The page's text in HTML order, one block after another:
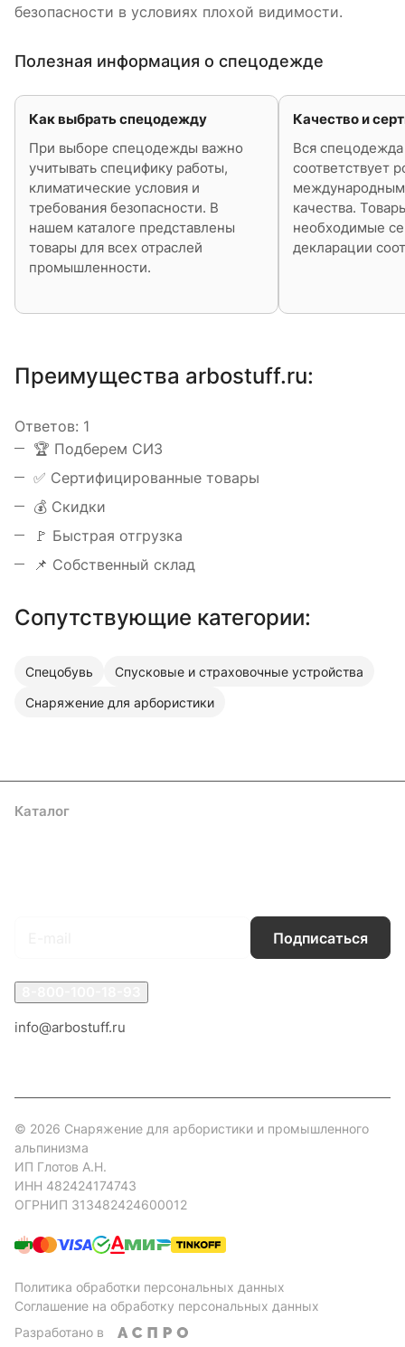
безопасности в условиях плохой видимости.
Полезная информация о спецодежде
Как выбрать спецодежду
При выборе спецодежды важно
учитывать специфику работы,
климатические условия и
требования безопасности. В
нашем каталоге представлены
товары для всех отраслей
промышленности.
Качество и
Вся спецодежда
соответствует
международным
качества.
необходимые
декларации
Преимущества arbostuff.ru:
Ответов: 1
️🏆 Подберем СИЗ
✅ Сертифицированные товары
💰 Скидки
🚩 Быстрая отгрузка
📌 Собственный склад
Сопутствующие категории:
Спецобувь
Спусковые и страховочные устройства
Снаряжение для арбористики
Каталог
Подписаться
info@arbostuff.ru
© 2026 Снаряжение для арбористики и промышленного
альпинизма
ИП Глотов А.Н.
ИНН 482424174743
ОГРНИП 313482424600012
Политика обработки персональных данных
Соглашение на обработку персональных данных
Разработано в